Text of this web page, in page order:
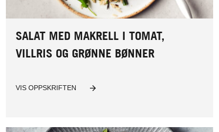
SALAT MED MAKRELL I TOMAT,
VILLRIS OG GRØNNE BØNNER
VIS OPPSKRIFTEN